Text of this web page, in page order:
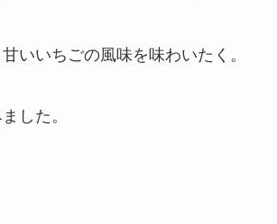
いいちごの風味を味わいたく。
した。